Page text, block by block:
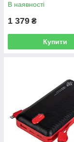
В наявності
1 379 ₴
Купити